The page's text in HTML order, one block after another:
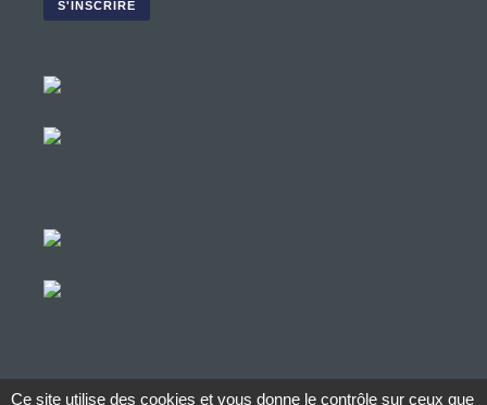
Ce site utilise des cookies et vous donne le contrôle sur ceux que